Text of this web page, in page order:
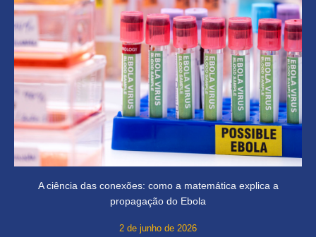
A ciência das conexões: como a matemática explica a
propagação do Ebola
2 de junho de 2026